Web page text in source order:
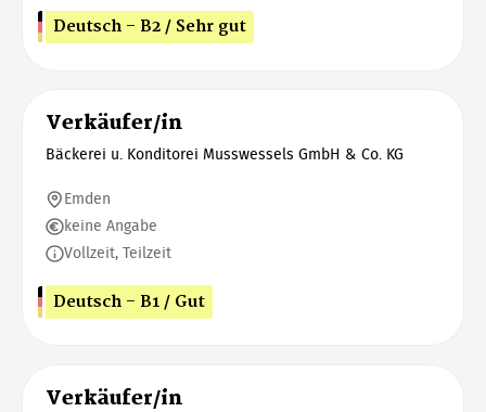
Deutsch - B2 / Sehr gut
Verkäufer/in
Bäckerei u. Konditorei Musswessels GmbH & Co. KG
Emden
keine Angabe
Vollzeit, Teilzeit
Deutsch - B1 / Gut
Verkäufer/in